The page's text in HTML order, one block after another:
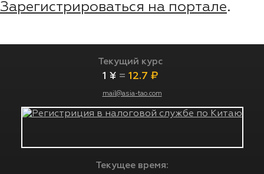
Зарегистрироваться на портале.
Текущий курс
1 ¥ = 12.7 ₽
mail@asia-tao.com
Текущее время: